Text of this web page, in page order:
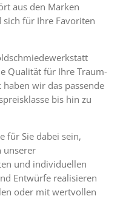
aus den Marken
für Ihre Favoriten
Qualität für Ihre Traum-
wir das passende
bis hin zu
für Sie dabei sein,
unserer
und individuellen
Entwürfe realisieren
oder mit wertvollen